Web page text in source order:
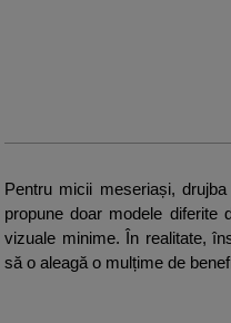
Pentru micii meseriași,
propune doar modele diferite
vizuale minime. În realitate,
să o aleagă o mulțime de